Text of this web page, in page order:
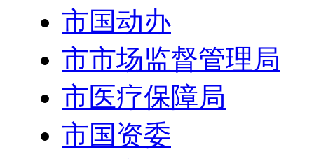
市国动办
市市场监督管理局
市医疗保障局
市国资委